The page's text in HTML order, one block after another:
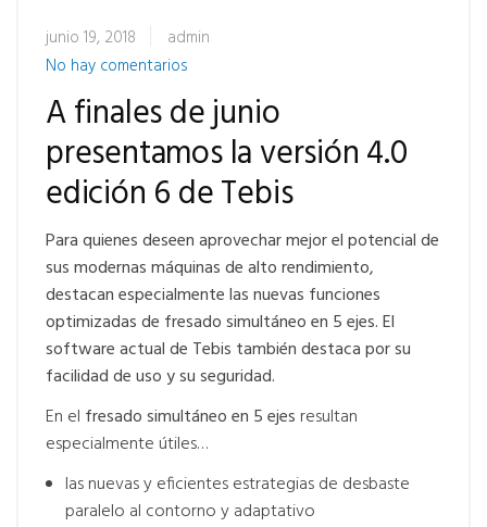
junio 19, 2018
admin
No hay comentarios
A finales de junio
presentamos la versión 4.0
edición 6 de Tebis
Para quienes deseen aprovechar mejor el potencial de
sus modernas máquinas de alto rendimiento,
destacan especialmente las nuevas funciones
optimizadas de fresado simultáneo en 5 ejes. El
software actual de Tebis también destaca por su
facilidad de uso y su seguridad.
En el fresado simultáneo en 5 ejes resultan
especialmente útiles…
las nuevas y eficientes estrategias de desbaste
paralelo al contorno y adaptativo